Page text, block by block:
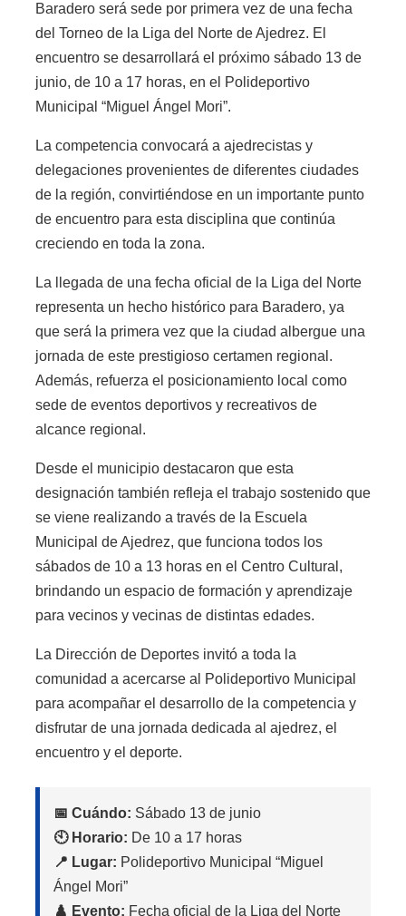
Baradero será sede por primera vez de una fecha
del Torneo de la Liga del Norte de Ajedrez. El
encuentro se desarrollará el próximo sábado 13 de
junio, de 10 a 17 horas, en el Polideportivo
Municipal “Miguel Ángel Mori”.
La competencia convocará a ajedrecistas y
delegaciones provenientes de diferentes ciudades
de la región, convirtiéndose en un importante punto
de encuentro para esta disciplina que continúa
creciendo en toda la zona.
La llegada de una fecha oficial de la Liga del Norte
representa un hecho histórico para Baradero, ya
que será la primera vez que la ciudad albergue una
jornada de este prestigioso certamen regional.
Además, refuerza el posicionamiento local como
sede de eventos deportivos y recreativos de
alcance regional.
Desde el municipio destacaron que esta
designación también refleja el trabajo sostenido que
se viene realizando a través de la Escuela
Municipal de Ajedrez, que funciona todos los
sábados de 10 a 13 horas en el Centro Cultural,
brindando un espacio de formación y aprendizaje
para vecinos y vecinas de distintas edades.
La Dirección de Deportes invitó a toda la
comunidad a acercarse al Polideportivo Municipal
para acompañar el desarrollo de la competencia y
disfrutar de una jornada dedicada al ajedrez, el
encuentro y el deporte.
📅 Cuándo: Sábado 13 de junio
🕙 Horario: De 10 a 17 horas
📍 Lugar: Polideportivo Municipal “Miguel
Ángel Mori”
♟️ Evento: Fecha oficial de la Liga del Norte